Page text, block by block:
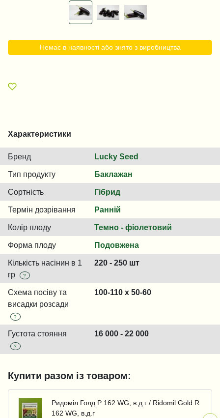
Немає в наявності або знято з виробництва
Характеристики
Бренд Lucky Seed
Тип продукту Баклажан
Сортність Гібрид
Термін дозрівання Ранній
Колір плоду Темно - фіолетовий
Форма плоду Подовжена
Кількість насінин в 1
гр
?
220 - 250 шт
Схема посіву та
висадки розсади
?
100-110 x 50-60
Густота стояння
?
16 000 - 22 000
Купити разом із товаром:
Ридоміл Голд Р 162 WG, в.д.г / Ridomil Gold R
162 WG, в.д.г